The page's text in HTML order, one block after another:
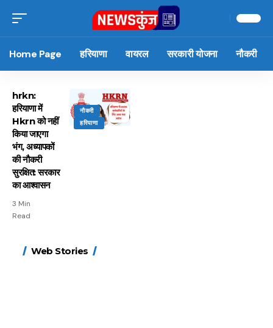
Home Page हरियाणा वायरल सरकारी योजना नौकरी
नौकरी
हरियाणा
hrkn:
हरियाणा में
Hkrn को नहीं
किया जाएगा
भंग, अध्यापकों
की नौकरी
सुरक्षित: सरकार
का आश्वासन
3 Min
Read
Web Stories
15 नवंबर से लागू होंगे
FASTag के ये नए नियम,
मोटापे को कम करने के लिए